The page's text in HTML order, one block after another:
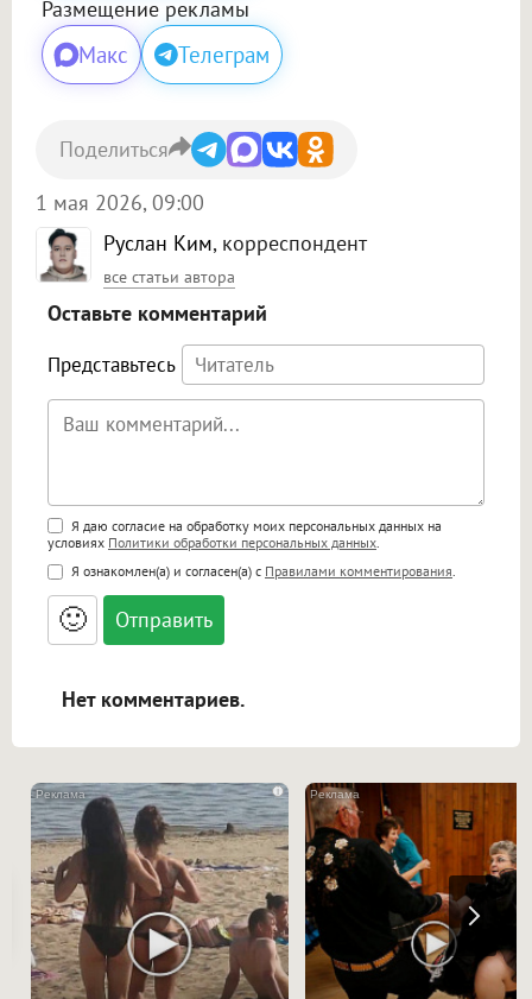
Размещение рекламы
Макс Телеграм
Руслан Ким, корреспондент
все статьи автора
1 мая 2026, 09:00
Поделиться
Оставьте комментарий
Представьтесь
Поддержка HTML
<b>, <strong>, <u>, <i>, <em>, <s>, <big>,
<small>, <sup>, <sub>, <pre>, <ul>, <ol>, <li>,
<blockquote>, <code> экранирует HTML,
адреса URL автоматически становятся
ссылками, и [img]адрес[/img] будет
Я даю согласие на обработку моих персональных данных на
условиях Политики обработки персональных данных.
Я ознакомлен(а) и согласен(а) с Правилами комментирования.
🙂
Нет комментариев.
i